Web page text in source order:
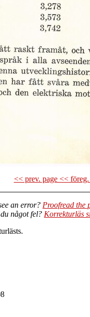
<< prev. page <<
an error? Proofread the
något fel? Korrekturläs